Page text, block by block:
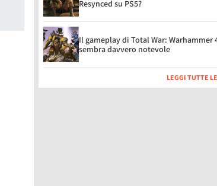
Resynced su PS5?
Il gameplay di Total War: Warhammer
sembra davvero notevole
LEGGI TUTTE